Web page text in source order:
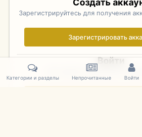
Создать
Зарегистрируйтесь для получения
Зарегистрировать
Войти
Уже зарегистрированы?
Категории и разделы Непрочитанные Войти